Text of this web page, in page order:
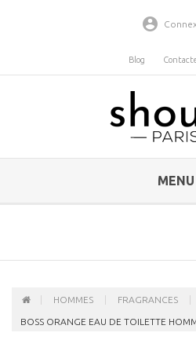
Blog
MENU
HOMMES FRAGRANCES
BOSS ORANGE EAU DE TOILETTE